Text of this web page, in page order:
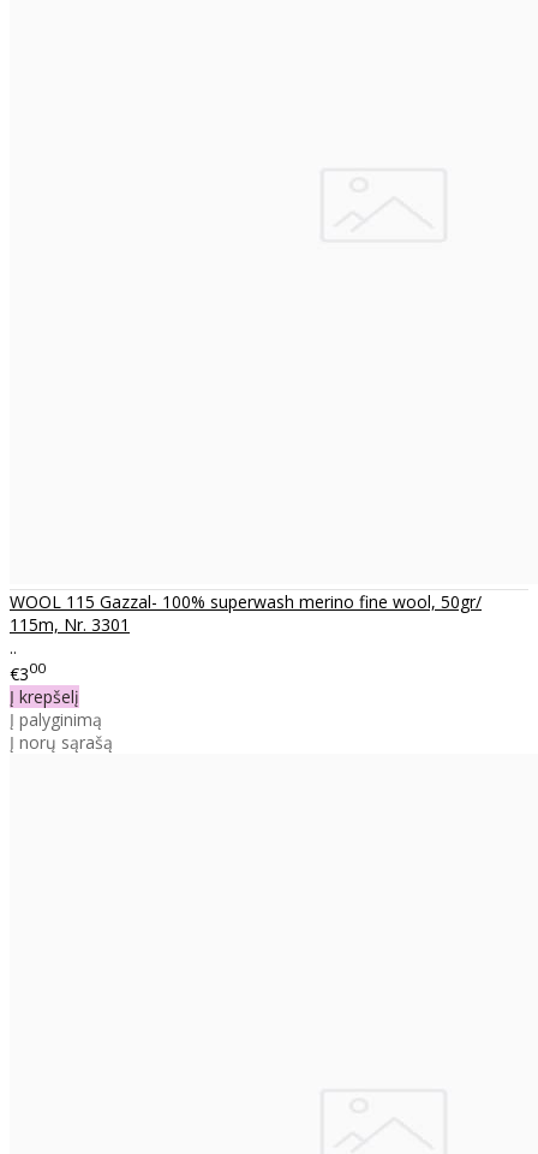
WOOL 115 Gazzal- 100% superwash merino fine wool, 50gr/
115m, Nr. 3301
..
€300
Į krepšelį
Į palyginimą
Į norų sąrašą